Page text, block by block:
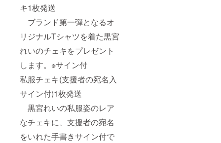
キ1枚発送
ブランド第一弾となるオ
リジナルTシャツを着た黒宮
れいのチェキをプレゼント
します。※サイン付
私服チェキ(支援者の宛名入
サイン付)1枚発送
黒宮れいの私服姿のレア
なチェキに、支援者の宛名
をいれた手書きサイン付で